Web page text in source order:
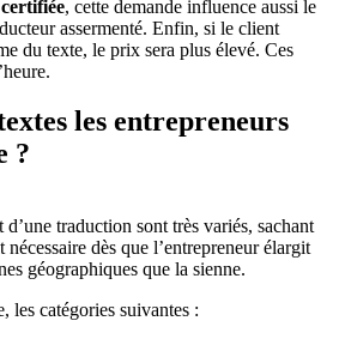
, cette demande influence aussi le
assermenté. Enfin, si le client
du texte, le prix sera plus élevé. Ces
les entrepreneurs
?
traduction sont très variés, sachant
dès que l’entrepreneur élargit
géographiques que la sienne.
les catégories suivantes :